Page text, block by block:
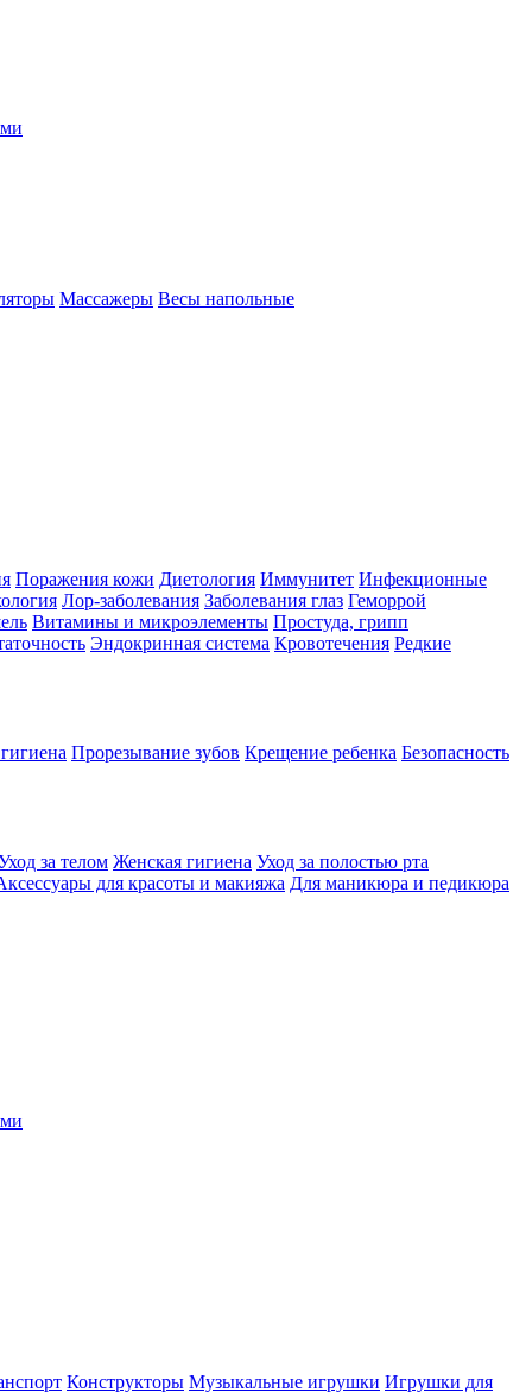
Массажеры Весы напольные
Поражения кожи Диетология Иммунитет Инфекционные
Лор-заболевания Заболевания глаз Геморрой
Витамины и микроэлементы Простуда, грипп
Эндокринная система Кровотечения Редкие
Прорезывание зубов Крещение ребенка Безопасность
за телом Женская гигиена Уход за полостью рта
для красоты и макияжа Для маникюра и педикюра
Конструкторы Музыкальные игрушки Игрушки для